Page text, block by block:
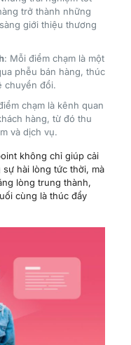
trở thành những
giới thiệu thương
: Mỗi điểm chạm là một
phễu bán hàng, thúc
chuyển đổi.
chạm là kênh quan
hàng, từ đó thu
và dịch vụ.
không chỉ giúp cải
hài lòng tức thời, mà
lòng trung thành,
cùng là thúc đẩy